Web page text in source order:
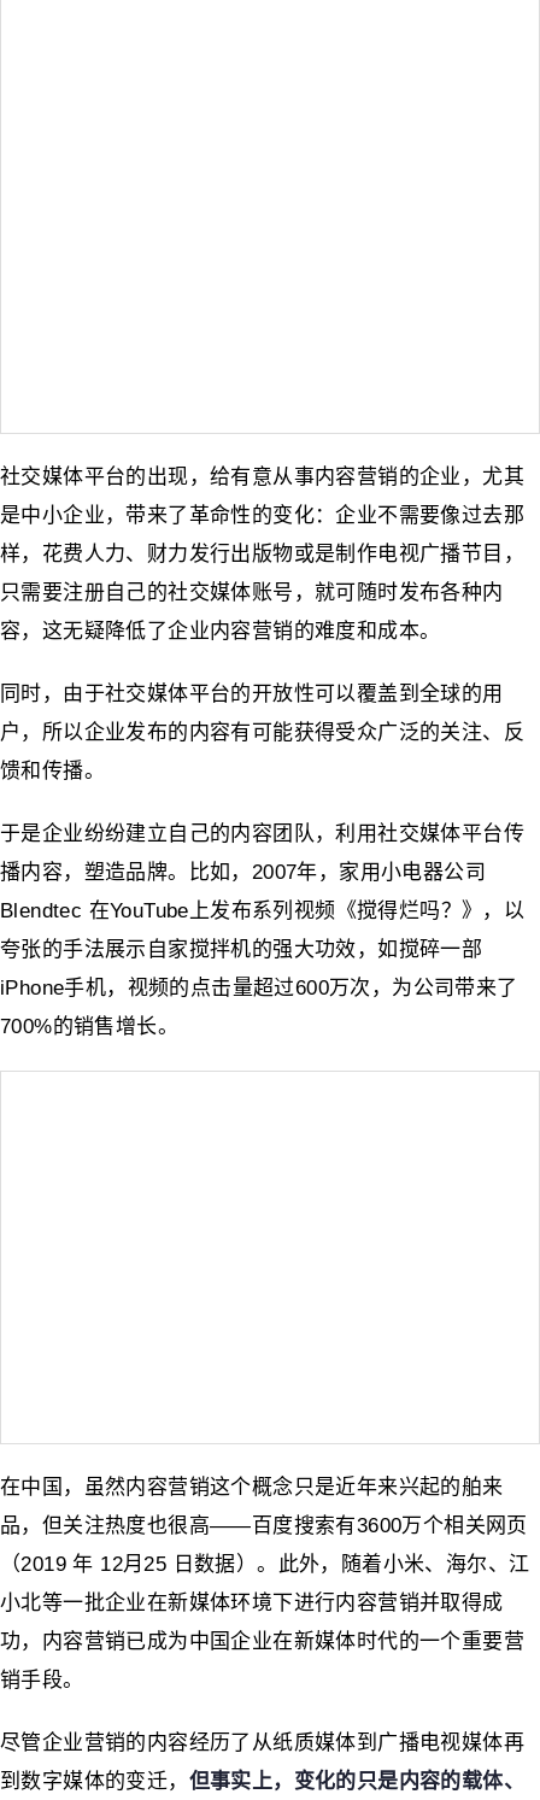
社交媒体平台的出现，给有意从事内容营销的企业，尤其
是中小企业，带来了革命性的变化：企业不需要像过去那
样，花费人力、财力发行出版物或是制作电视广播节目，
只需要注册自己的社交媒体账号，就可随时发布各种内
容，这无疑降低了企业内容营销的难度和成本。
同时，由于社交媒体平台的开放性可以覆盖到全球的用
户，所以企业发布的内容有可能获得受众广泛的关注、反
馈和传播。
于是企业纷纷建立自己的内容团队，利用社交媒体平台传
播内容，塑造品牌。比如，2007年，家用小电器公司
Blendtec 在YouTube上发布系列视频《搅得烂吗？》，以
夸张的手法展示自家搅拌机的强大功效，如搅碎一部
iPhone手机，视频的点击量超过600万次，为公司带来了
700%的销售增长。
在中国，虽然内容营销这个概念只是近年来兴起的舶来
品，但关注热度也很高——百度搜索有3600万个相关网页
（2019 年 12月25 日数据）。此外，随着小米、海尔、江
小北等一批企业在新媒体环境下进行内容营销并取得成
功，内容营销已成为中国企业在新媒体时代的一个重要营
销手段。
尽管企业营销的内容经历了从纸质媒体到广播电视媒体再
到数字媒体的变迁， 但事实上，变化的只是内容的载体、